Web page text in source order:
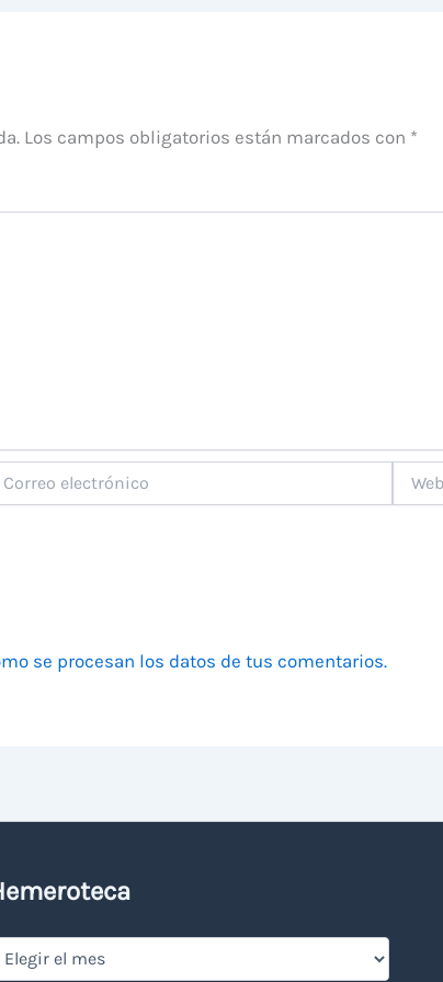
Los campos obligatorios están marcados con *
se procesan los datos de tus comentarios.